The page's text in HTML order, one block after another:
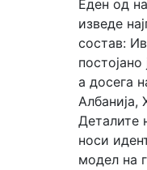
Еден од
изведе
состав:
а досега
Албанија,
Деталите
носи
модел на